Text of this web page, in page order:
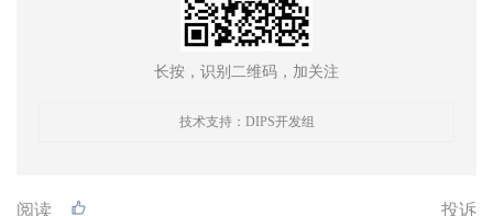
长按，识别二维码，加关注
技术支持：DIPS开发组
阅读 投诉